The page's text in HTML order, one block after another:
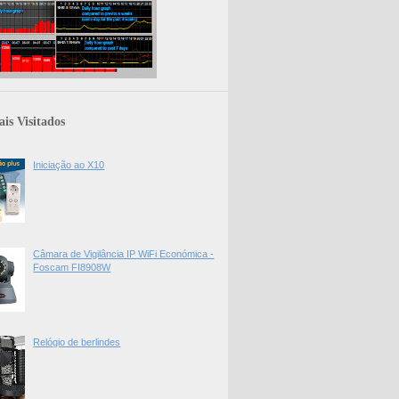
Visitados
Iniciação ao X10
Câmara de Vigilância IP WiFi Económica -
Foscam FI8908W
Relógio de berlindes